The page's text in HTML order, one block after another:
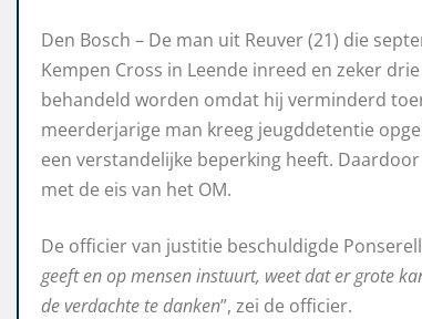
Den Bosch – De man uit Reuver (21) die
Kempen Cross in Leende inreed en zeker
behandeld worden omdat hij verminderd
meerderjarige man kreeg jeugddetentie
een verstandelijke beperking heeft.
met de eis van het OM.
De officier van justitie beschuldigde
geeft en op mensen instuurt, weet dat er grote
de verdachte te danken”, zei de officier.